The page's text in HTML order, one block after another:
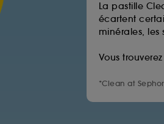
La pastille
écartent
minérales, les
Vous
*Clean at